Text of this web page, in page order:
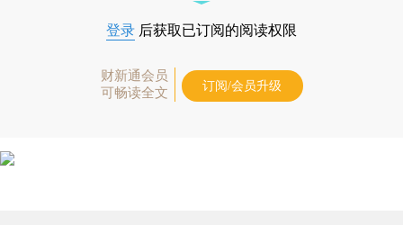
登录 后获取已订阅的阅读权限
财新通会员
可畅读全文
订阅/会员升级